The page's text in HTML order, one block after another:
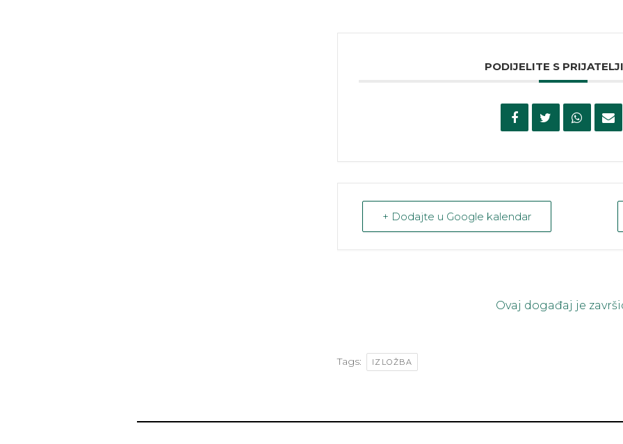
PODIJELITE S
+ Dodajte u Google kalendar
Ovaj događaj je
Tags: IZLOŽBA